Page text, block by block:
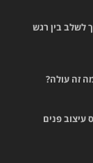
לשלב בין רגש
זה עולה?
פנים